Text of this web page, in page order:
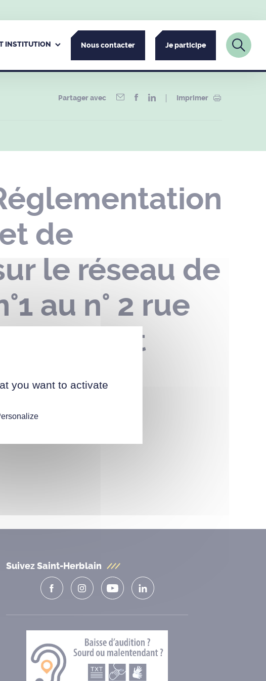
INSTITUTION Nous contacter Je participe
Partager avec Imprimer
de
le réseau de
au n° 2 rue
25 juillet
Suivez Saint-Herblain
you want to activate